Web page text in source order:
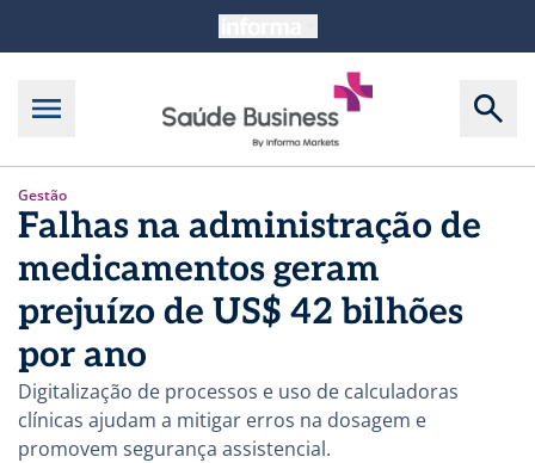
Gestão
Falhas na administração de
medicamentos geram
prejuízo de US$ 42 bilhões
por ano
Digitalização de processos e uso de calculadoras
clínicas ajudam a mitigar erros na dosagem e
promovem segurança assistencial.